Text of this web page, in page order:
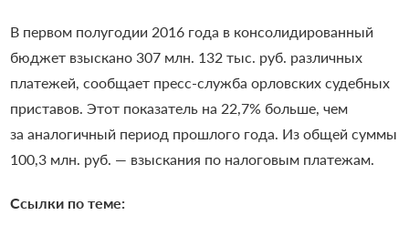
В первом полугодии 2016 года в консолидированный
бюджет взыскано 307 млн. 132 тыс. руб. различных
платежей, сообщает пресс-служба орловских судебных
приставов. Этот показатель на 22,7% больше, чем
за аналогичный период прошлого года. Из общей суммы
100,3 млн. руб. — взыскания по налоговым платежам.
Ссылки по теме: